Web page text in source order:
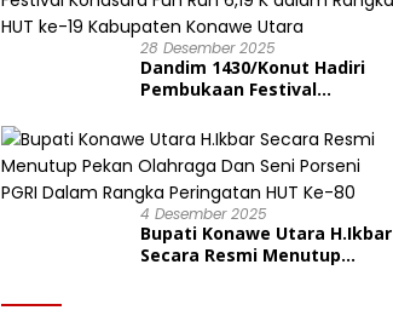
28 Desember 2025
Dandim 1430/Konut Hadiri
Pembukaan Festival
dalam Rangka HUT ke-19
Kabupaten Konawe Utara
4 Desember 2025
Bupati Konawe Utara H.Ikbar
Secara Resmi Menutup